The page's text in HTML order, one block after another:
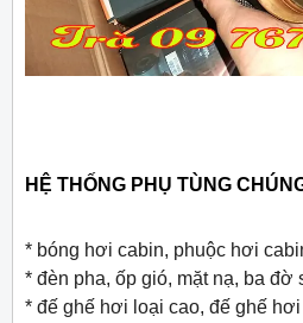
HỆ THỐNG PHỤ TÙNG
* bóng hơi cabin, phuộc hơi
* đèn pha, ốp gió, mặt nạ, ba đờ
* đế ghế hơi loại cao, đế ghế hơi